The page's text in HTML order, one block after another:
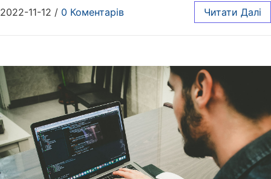
2022-11-12 / 0 Коментарів Читати Далі